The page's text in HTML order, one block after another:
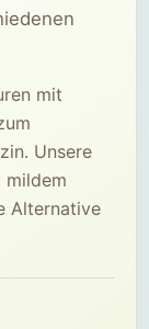
mit
Unsere
mildem
Alternative